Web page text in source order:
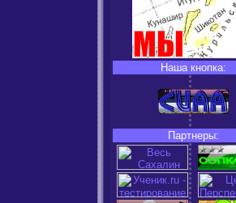
Наша кнопка:
Партнеры: